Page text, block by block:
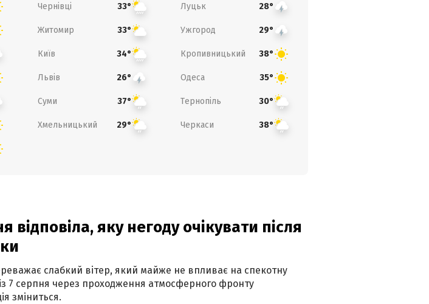
Чернівці 33° Луцьк 28°
Житомир 33° Ужгород 29°
Київ 34° Кропивницький 38°
Львів 26° Одеса 35°
Суми 37° Тернопіль 30°
Хмельницький 29° Черкаси 38°
відповіла, яку негоду очікувати після
слабкий вітер, який майже не впливає на спекотну
7 серпня через проходження атмосферного фронту
зміниться.